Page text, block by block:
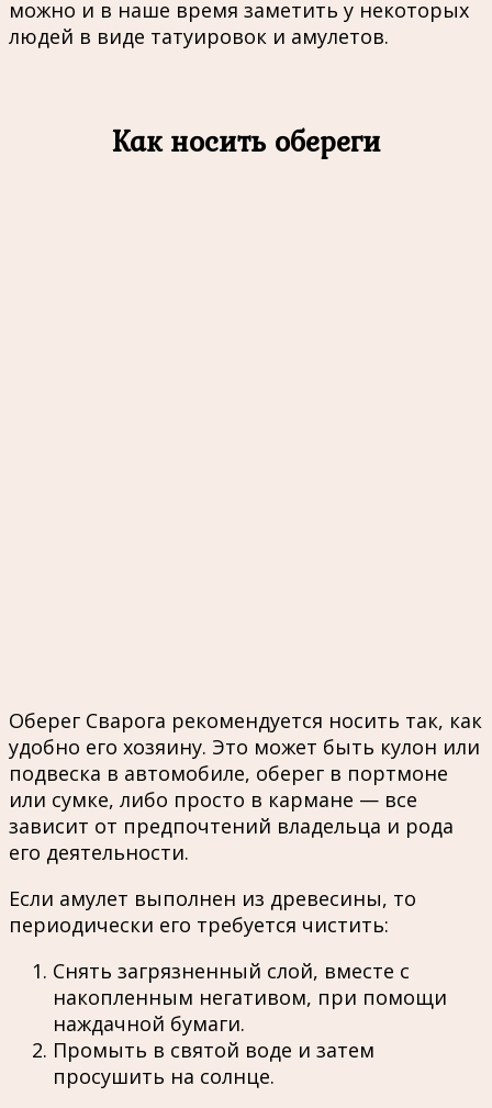
можно и в наше время заметить у некоторых
людей в виде татуировок и амулетов.
Как носить обереги
Оберег Сварога рекомендуется носить так, как
удобно его хозяину. Это может быть кулон или
подвеска в автомобиле, оберег в портмоне
или сумке, либо просто в кармане — все
зависит от предпочтений владельца и рода
его деятельности.
Если амулет выполнен из древесины, то
периодически его требуется чистить:
Снять загрязненный слой, вместе с
накопленным негативом, при помощи
наждачной бумаги.
Промыть в святой воде и затем
просушить на солнце.